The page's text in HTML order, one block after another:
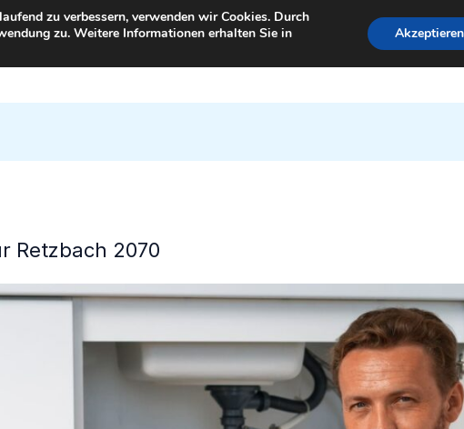
StartSeite
Retzbach 2070
zu verbessern, verwenden wir Cookies. Durch
zu. Weitere Informationen erhalten Sie in
Akzeptieren